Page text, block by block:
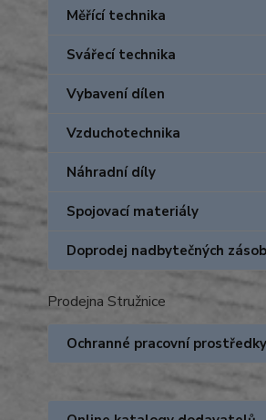
Měřící technika
Svářecí technika
Vybavení dílen
Vzduchotechnika
Náhradní díly
Spojovací materiály
Doprodej nadbytečných zásob
Prodejna Stružnice
Ochranné pracovní prostředky